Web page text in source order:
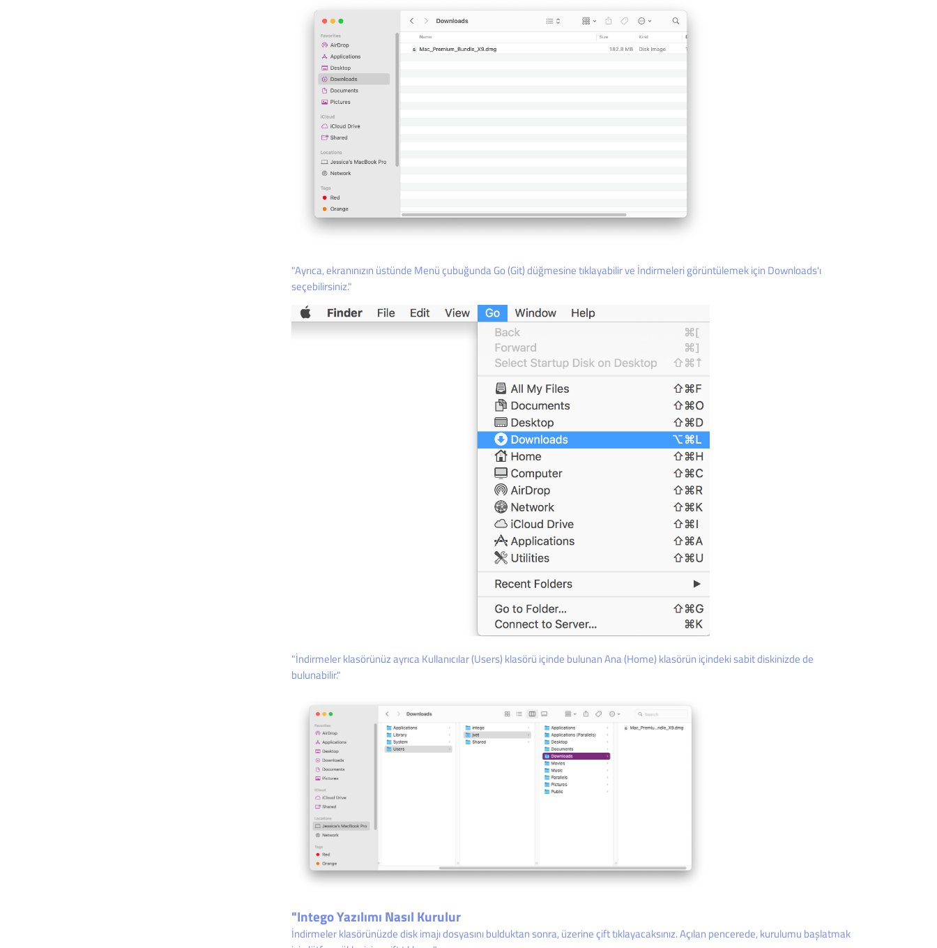
"Ayrıca, ekranınızın üstünde Menü çubuğunda Go (Git) düğmesine tıklayabilir ve İndirmeleri görüntülemek için Downloads'ı
seçebilirsiniz."
"İndirmeler klasörünüz ayrıca Kullanıcılar (Users) klasörü içinde bulunan Ana (Home) klasörün içindeki sabit diskinizde de
bulunabilir."
"Intego Yazılımı Nasıl Kurulur
İndirmeler klasörünüzde disk imajı dosyasını bulduktan sonra, üzerine çift tıklayacaksınız. Açılan pencerede, kurulumu başlatmak